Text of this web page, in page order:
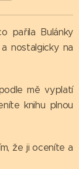
pařila Bulánky
nostalgicky na
mě vyplatí
knihu plnou
že ji oceníte a